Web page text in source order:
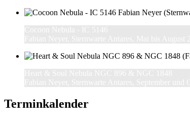
Terminkalender